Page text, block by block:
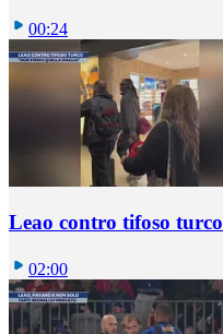
00:24
Leao contro tifoso turco
02:00